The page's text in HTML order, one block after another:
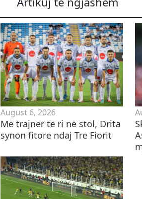
August 6, 2026
​Me trajner të ri në stol, Drita
synon fitore ndaj Tre Fiorit